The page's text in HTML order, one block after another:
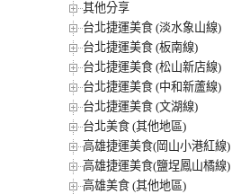
其他分享
台北捷運美食 (淡水象山線)
台北捷運美食 (板南線)
台北捷運美食 (松山新店線)
台北捷運美食 (中和新蘆線)
台北捷運美食 (文湖線)
台北美食 (其他地區)
高雄捷運美食(岡山小港紅線)
高雄捷運美食(鹽埕鳳山橘線)
高雄美食 (其他地區)